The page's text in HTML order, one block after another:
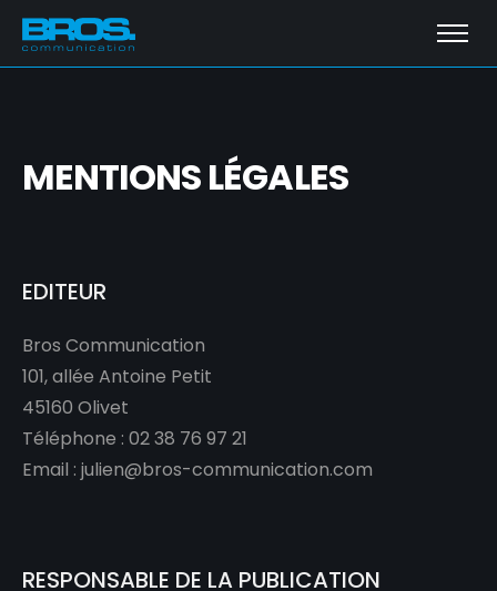
MENTIONS LÉGALES
EDITEUR
Bros Communication
101, allée Antoine Petit
45160 Olivet
Téléphone : 02 38 76 97 21
Email : julien@bros-communication.com
RESPONSABLE DE LA PUBLICATION